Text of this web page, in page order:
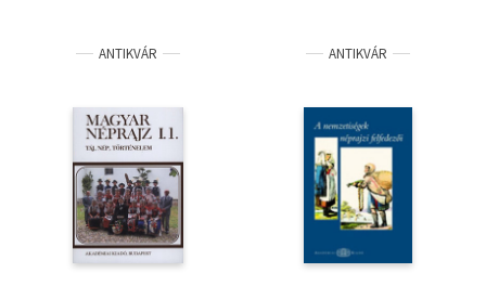
ANTIKVÁR ANTIKVÁR